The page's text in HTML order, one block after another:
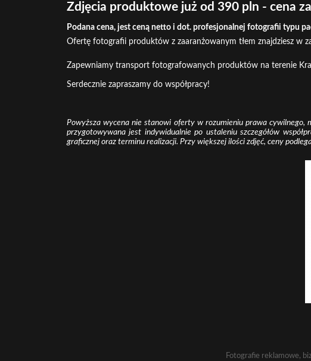
Zdjęcia produktowe już od 390 pln - cena
Podana cena, jest ceną netto i dot. profesjonalnej fotografii typu
Ofertę fotografii produktów z zaaranżowanym tłem znajdziesz w
Zapewniamy transport fotografowanych produktów na terenie
Serdecznie zapraszamy do współpracy!
Powyższa wycena nie stanowi oferty w rozumieniu prawa cywilnego,
przygotowywana jest indywidualnie po ustaleniu szczegółów
graficznej oraz terminu realizacji. Przy większej ilości zdjęć, ceny
Fotografie reklamowe,